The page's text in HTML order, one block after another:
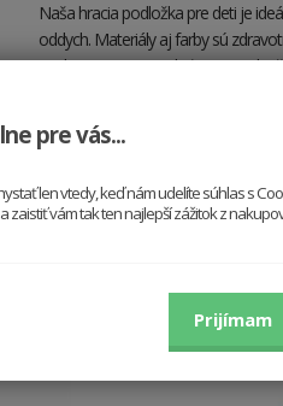
Naša hracia podložka pre deti je
oddych. Materiály aj farby sú
poskytujete svojim deťom to
pre vás...
len vtedy, keď nám udelíte súhlas s
vám tak ten najlepší zážitok z
Prijímam